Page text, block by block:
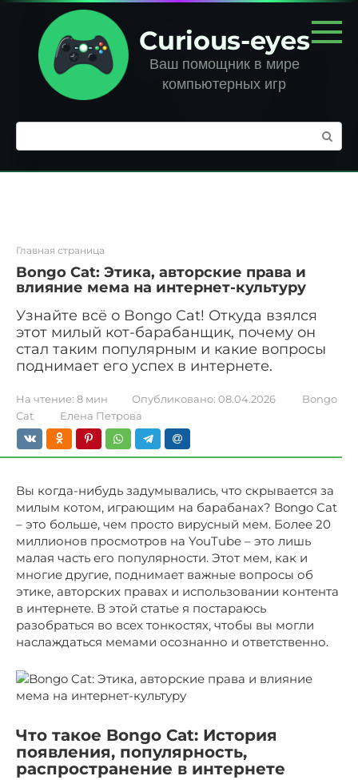
Перейти
контенту
Curious-eyes
Ваш помощник в мире
компьютерных игр
Поиск:
Главная страница
Bongo Cat: Этика, авторские права и
влияние мема на интернет-культуру
Узнайте всё о Bongo Cat! Откуда взялся
этот милый кот-барабанщик, почему он
стал таким популярным и какие вопросы
поднимает его успех в интернете.
На чтение: 8 мин Опубликовано: 08.04.2026
Bongo
Cat
Елена Петрова
Вы когда-нибудь задумывались, что скрывается за
милым котом, играющим на барабанах? Bongo Cat
– это больше, чем просто вирусный мем. Более 20
миллионов просмотров на YouTube – это лишь
малая часть его популярности. Этот мем, как и
многие другие, поднимает важные вопросы об
этике, авторских правах и использовании контента
в интернете. В этой статье я постараюсь
разобраться во всех тонкостях, чтобы вы могли
наслаждаться мемами осознанно и ответственно.
Что такое Bongo Cat: История
появления, популярность,
распространение в интернете